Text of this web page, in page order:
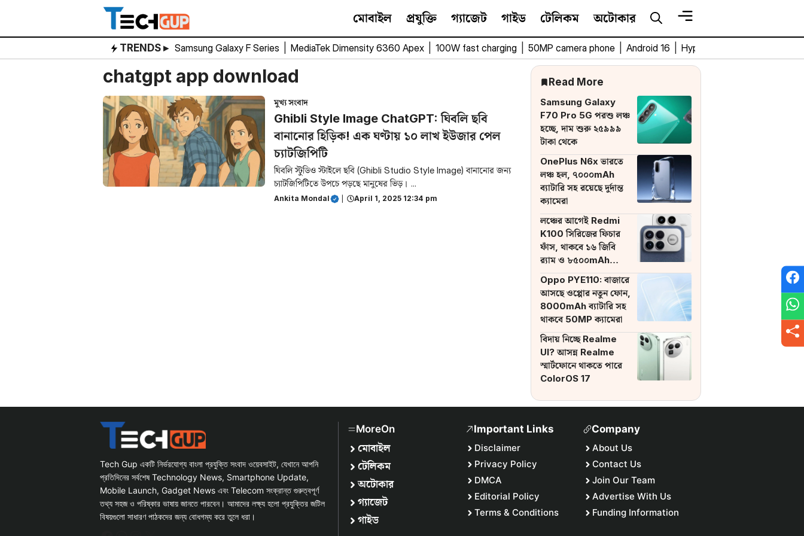
content
মোবাইল প্রযুক্তি গ্যাজেট গাইড টেলিকম অটোকার
TRENDS ▸ Samsung Galaxy F Series MediaTek Dimensity 6360 Apex 100W fast charging 50MP camera phone Android 16 HyperOS 3
chatgpt app download
মুখ্য সংবাদ
Ghibli Style Image ChatGPT: ঘিবলি ছবি
বানানোর হিড়িক! এক ঘণ্টায় ১০ লাখ ইউজার পেল
চ্যাটজিপিটি
ঘিবলি স্টুডিও স্টাইলে ছবি (Ghibli Studio Style Image) বানানোর জন্য
চ্যাটজিপিটিতে উপচে পড়ছে মানুষের ভিড়। ...
Ankita Mondal April 1, 2025 12:34 pm
Read More
Samsung Galaxy
F70 Pro 5G পরশু লঞ্চ
হচ্ছে, দাম শুরু ২৫৯৯৯
টাকা থেকে
OnePlus N6x ভারতে
লঞ্চ হল, ৭০০০mAh
ব্যাটারি সহ রয়েছে দুর্দান্ত
ক্যামেরা
লঞ্চের আগেই Redmi
K100 সিরিজের ফিচার
ফাঁস, থাকবে ১৬ জিবি
র‌্যাম ও ৮৫০০mAh
ব্যাটারি
Oppo PYE110: বাজারে
আসছে ওপ্পোর নতুন ফোন,
8000mAh ব্যাটারি সহ
থাকবে 50MP ক্যামেরা
বিদায় নিচ্ছে Realme
UI? আসন্ন Realme
স্মার্টফোনে থাকতে পারে
ColorOS 17
Tech Gup একটি নির্ভরযোগ্য বাংলা প্রযুক্তি সংবাদ ওয়েবসাইট, যেখানে আপনি
প্রতিদিনের সর্বশেষ Technology News, Smartphone Update,
Mobile Launch, Gadget News এবং Telecom সংক্রান্ত গুরুত্বপূর্ণ
তথ্য সহজ ও পরিষ্কার ভাষায় জানতে পারবেন। আমাদের লক্ষ্য হলো প্রযুক্তির জটিল
বিষয়গুলো সাধারণ পাঠকদের জন্য বোধগম্য করে তুলে ধরা।
MoreOn
মোবাইল
টেলিকম
অটোকার
গ্যাজেট
গাইড
Important Links
Disclaimer
Privacy Policy
DMCA
Editorial Policy
Terms & Conditions
Company
About Us
Contact Us
Join Our Team
Advertise With Us
Funding Information